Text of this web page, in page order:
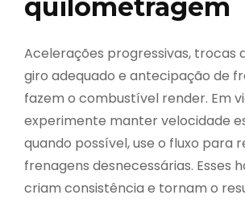
quilometragem
Acelerações progressivas, trocas
giro adequado e antecipação de
fazem o combustível render. Em
experimente manter velocidade
quando possível, use o fluxo para
frenagens desnecessárias. Esses
criam consistência e tornam o